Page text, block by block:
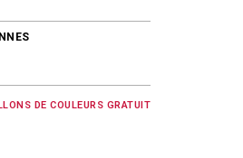
DE COULEURS GRATUIT